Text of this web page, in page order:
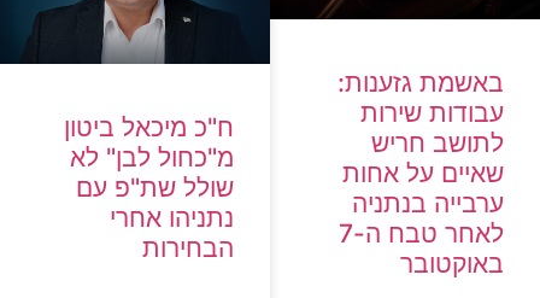
באשמת גזענות:
עבודות שירות
לתושב חריש
שאיים על אחות
ערבייה בנתניה
לאחר טבח ה-7
באוקטובר
ח"כ מיכאל ביטון
מ"כחול לבן" לא
שולל שת"פ עם
נתניהו אחרי
הבחירות